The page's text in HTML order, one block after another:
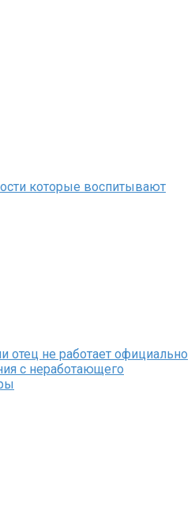
которые воспитывают
отец не работает официально
с неработающего